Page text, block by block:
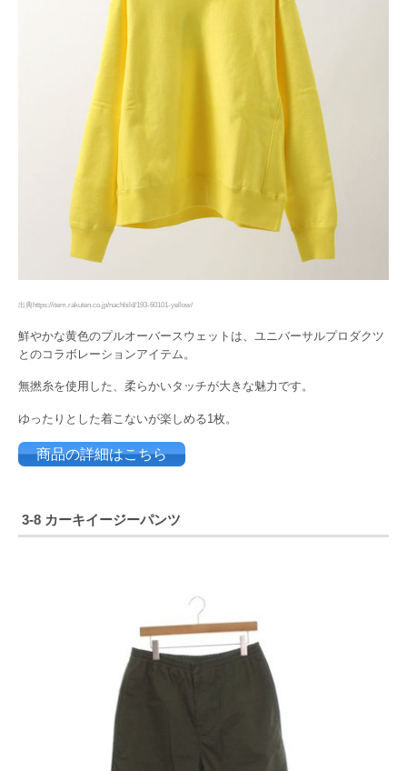
出典https://item.rakuten.co.jp/nachbild/193-60101-yellow/
鮮やかな黄色のプルオーバースウェットは、ユニバーサルプロダクツ
とのコラボレーションアイテム。
無撚糸を使用した、柔らかいタッチが大きな魅力です。
ゆったりとした着こないが楽しめる1枚。
商品の詳細はこちら
3-8 カーキイージーパンツ